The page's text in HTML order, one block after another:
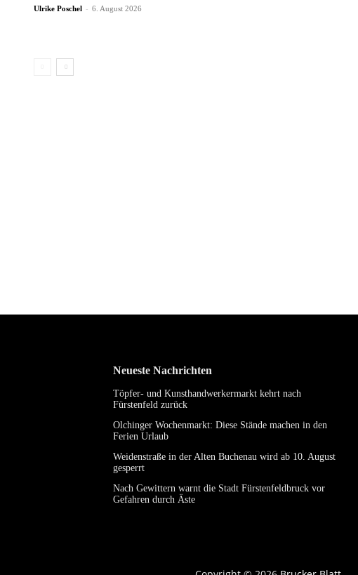
Ulrike Poschel - 6. August 2026
Neueste Nachrichten
Töpfer- und Kunsthandwerkermarkt kehrt nach
Fürstenfeld zurück
Olchinger Wochenmarkt: Diese Stände machen in den
Ferien Urlaub
Weidenstraße in der Alten Buchenau wird ab 10. August
gesperrt
Nach Gewittern warnt die Stadt Fürstenfeldbruck vor
Gefahren durch Äste